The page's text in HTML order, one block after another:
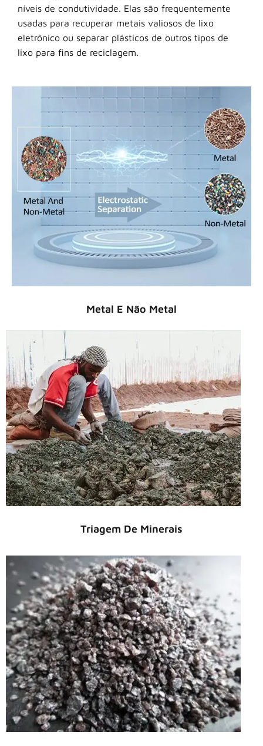
níveis de condutividade. Elas são frequentemente
usadas para recuperar metais valiosos de lixo
eletrônico ou separar plásticos de outros tipos de
lixo para fins de reciclagem.
Metal E Não Metal
Triagem De Minerais